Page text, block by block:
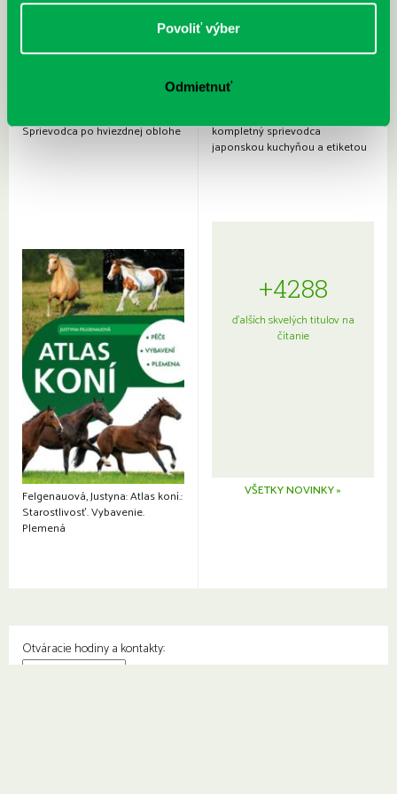
Povoliť výber
Odmietnuť
Sprievodca po hviezdnej oblohe
kompletný sprievodca
japonskou kuchyňou a etiketou
Felgenauová, Justyna: Atlas koní.:
Starostlivosť. Vybavenie.
Plemená
+4288
ďalších skvelých titulov na
čítanie
VŠETKY NOVINKY »
Otváracie hodiny a kontakty: